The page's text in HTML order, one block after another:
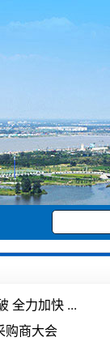
全力加快 ...
购商大会